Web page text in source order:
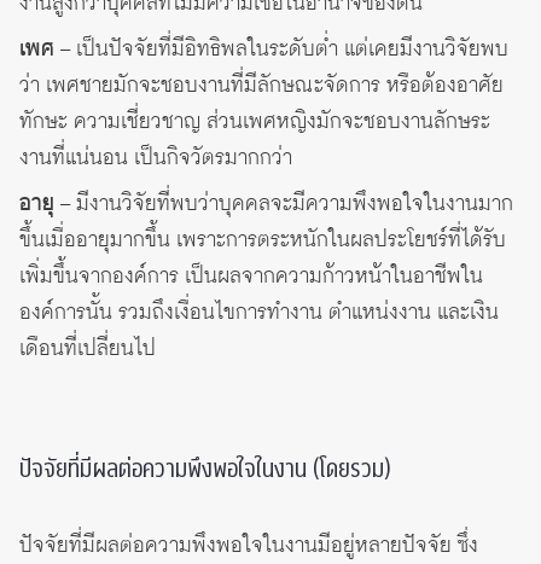
เพศ – เป็นปัจจัยที่มีอิทธิพลในระดับต่ำ แต่เคยมีงานวิจัยพบ
ว่า เพศชายมักจะชอบงานที่มีลักษณะจัดการ หรือต้องอาศัย
ทักษะ ความเชี่ยวชาญ ส่วนเพศหญิงมักจะชอบงานลักษระ
งานที่แน่นอน เป็นกิจวัตรมากกว่า
อายุ – มีงานวิจัยที่พบว่าบุคคลจะมีความพึงพอใจในงานมาก
ขึ้นเมื่ออายุมากขึ้น เพราะการตระหนักในผลประโยชร์ที่ได้รับ
เพิ่มขึ้นจากองค์การ เป็นผลจากความก้าวหน้าในอาชีพใน
องค์การนั้น รวมถึงเงื่อนไขการทำงาน ตำแหน่งงาน และเงิน
เดือนที่เปลี่ยนไป
ปัจจัยที่มีผลต่อความพึงพอใจในงาน (โดยรวม)
ปัจจัยที่มีผลต่อความพึงพอใจในงานมีอยู่หลายปัจจัย ซึ่ง